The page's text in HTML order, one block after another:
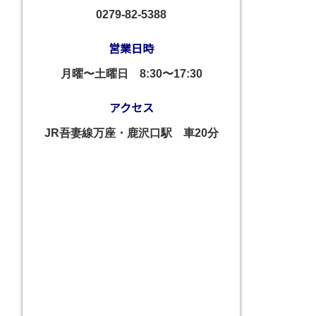
0279-82-5388
営業日時
月曜〜土曜日 8:30〜17:30
アクセス
JR吾妻線万座・鹿沢口駅 車20分